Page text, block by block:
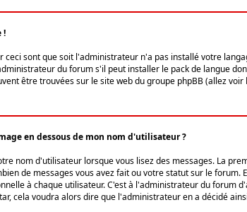
!
ceci sont que soit l'administrateur n'a pas installé votre
du forum s'il peut installer le pack de langue
être trouvées sur le site web du groupe phpBB (allez voir
en dessous de mon nom d'utilisateur ?
nom d'utilisateur lorsque vous lisez des messages. La
de messages vous avez fait ou votre statut sur le
à chaque utilisateur. C'est à l'administrateur du forum
cela voudra alors dire que l'administrateur en a décidé